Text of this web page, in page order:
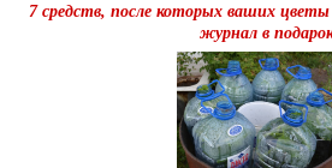
7 средств, после которых ваших
журнал в